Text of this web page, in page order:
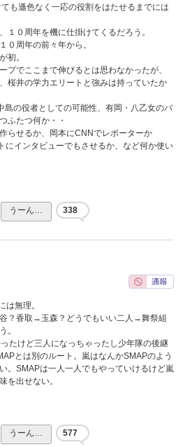
も遜色なく一応の役割をはたせるまでには
１０周年を機に仕掛けてくるだろう。
０周年の前々年から。
初。
プでここまで伸びるとは思わなかったが、
桜井の学力エリートと強みは持っていたか
島の役者としての可能性、有岡・八乙女のバ
ふたつ何か・・
らせるか、岡本にCNNでレポーターか
にインタビューでもさせるか、など何か使い
うーん… 338
は無理。
？香取→玉森？どうでもいい二人→舞祭組
。
たけど三人になっちゃったし少年隊の後継
とは別のルート。嵐はなんかSMAPのよう
。SMAPは一人一人でもやっていけるけど嵐
を出せない。
うーん… 577